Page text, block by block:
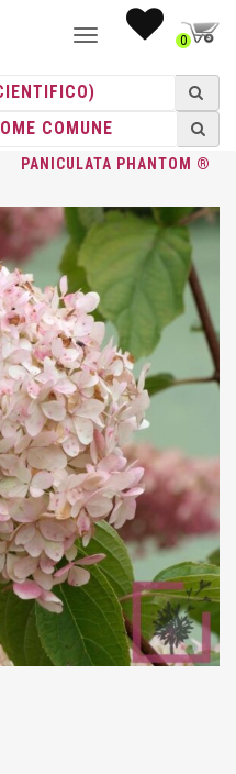
NAVIGAZIONE0
/HYDRANGEA / HYDRANGEA
PANICULATA PHANTOM ®